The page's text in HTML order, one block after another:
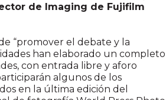
de Imaging de Fujifilm
“promover el debate y la
han elaborado un completo
con entrada libre y aforo
algunos de los
en la última edición del